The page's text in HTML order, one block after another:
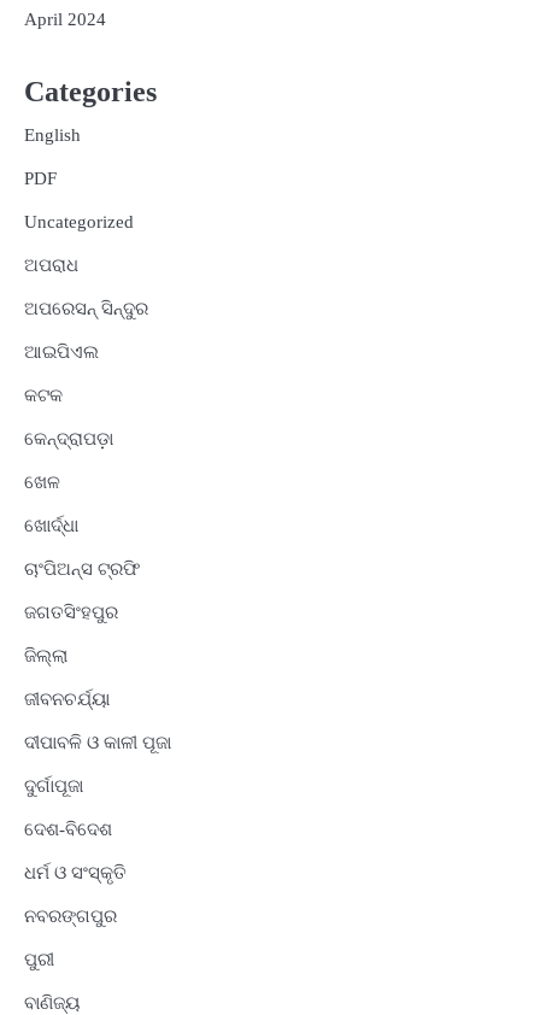
April 2024
Categories
English
PDF
Uncategorized
ଅପରାଧ
ଅପରେସନ୍ ସିନ୍ଦୁର
ଆଇପିଏଲ
କଟକ
କେନ୍ଦ୍ରାପଡ଼ା
ଖେଳ
ଖୋର୍ଦ୍ଧା
ଚାଂପିଅନ୍ସ ଟ୍ରଫି
ଜଗତସିଂହପୁର
ଜିଲ୍ଲା
ଜୀବନଚର୍ଯ୍ୟା
ଦୀପାବଳି ଓ କାଳୀ ପୂଜା
ଦୁର୍ଗାପୂଜା
ଦେଶ-ବିଦେଶ
ଧର୍ମ ଓ ସଂସ୍କୃତି
ନବରଙ୍ଗପୁର
ପୁରୀ
ବାଣିଜ୍ୟ